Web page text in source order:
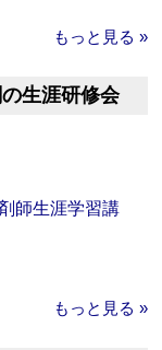
もっと見る »
生涯研修会
師生涯学習講
もっと見る »